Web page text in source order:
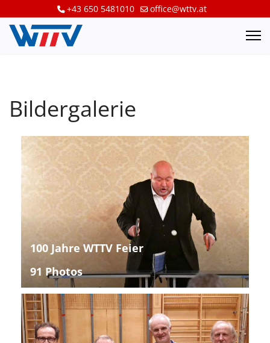
+43 650 5481010 office@wttv.at
Bildergalerie
100 Jahre WTTV Feier
91 Photos